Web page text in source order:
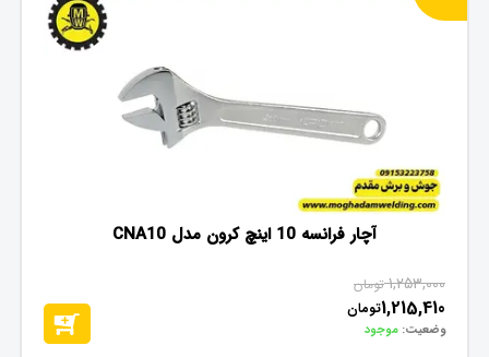
آچار فرانسه 10 اینچ کرون مدل CNA10
1,253,000 تومان
1,215,410تومان
وضعیت: موجود